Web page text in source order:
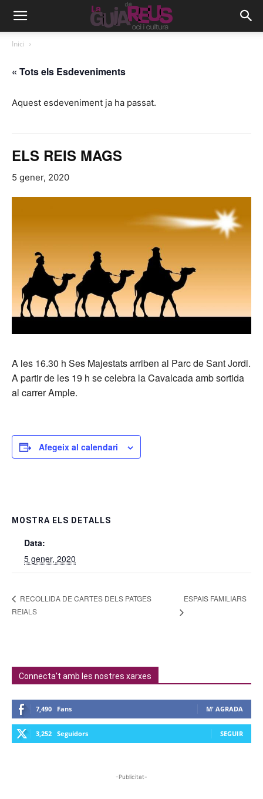
Inici
« Tots els Esdeveniments
Aquest esdeveniment ja ha passat.
ELS REIS MAGS
5 gener, 2020
A les 16.30 h Ses Majestats arriben al Parc de Sant Jordi.
A partir de les 19 h se celebra la Cavalcada amb sortida
al carrer Ample.
Afegeix al calendari
MOSTRA ELS DETALLS
Data:
5 gener, 2020
RECOLLIDA DE CARTES DELS PATGES
REIALS
ESPAIS FAMILIARS
Connecta't amb les nostres xarxes
7,490 Fans M' AGRADA
3,252 Seguidors SEGUIR
-Publicitat-